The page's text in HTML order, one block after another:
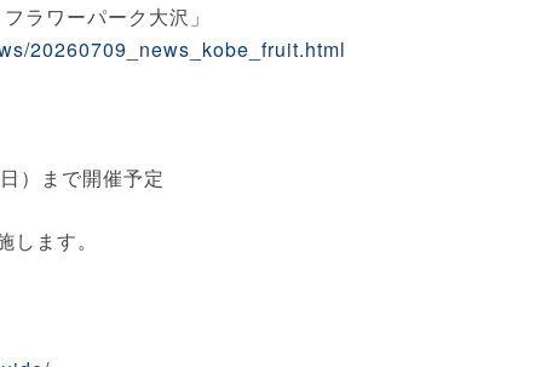
ラワーパーク大沢」
20260709_news_kobe_fruit.html
）まで開催予定
ます。